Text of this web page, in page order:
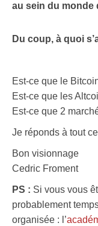
au sein du monde
Du coup, à quoi
Est-ce que le
Est-ce que les
Est-ce que 2
Je réponds à tout
Bon visionnage
Cedric Froment
PS : Si vous vous
probablement
organisée : l’